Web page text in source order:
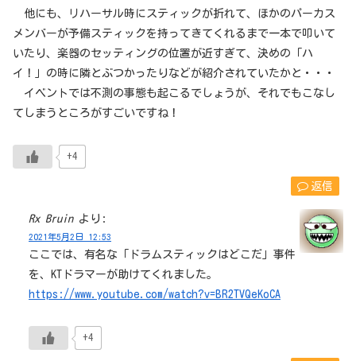
他にも、リハーサル時にスティックが折れて、ほかのパーカス
メンバーが予備スティックを持ってきてくれるまで一本で叩いて
いたり、楽器のセッティングの位置が近すぎて、決めの「ハ
イ！」の時に隣とぶつかったりなどが紹介されていたかと・・・
イベントでは不測の事態も起こるでしょうが、それでもこなし
てしまうところがすごいですね！
+4
返信
Rx Bruin より:
2021年5月2日 12:53
ここでは、有名な「ドラムスティックはどこだ」事件
を、KTドラマーが助けてくれました。
https://www.youtube.com/watch?v=BR2TVQeKoCA
+4